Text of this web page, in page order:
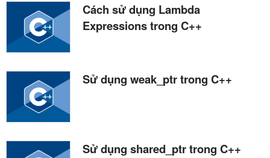
Cách sử dụng Lambda
Expressions trong C++
Sử dụng weak_ptr trong C++
Sử dụng shared_ptr trong C++